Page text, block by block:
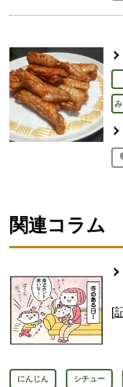
関連コラム
[
にんじん シチュー